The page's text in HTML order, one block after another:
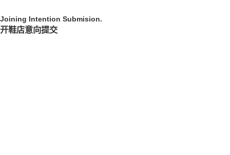
Joining Intention Submision.
开鞋店意向提交